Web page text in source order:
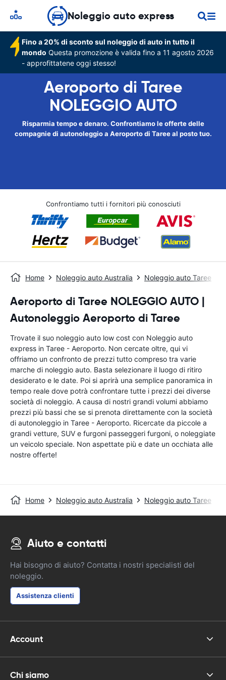
Noleggio auto express
Fino a 20% di sconto sul noleggio di auto in tutto il
mondo Questa promozione è valida fino a 11 agosto 2026
- approfittatene oggi stesso!
Aeroporto di Taree
NOLEGGIO AUTO
Risparmia tempo e denaro. Confrontiamo le offerte delle
compagnie di autonoleggio a Aeroporto di Taree al posto tuo.
Confrontiamo tutti i fornitori più conosciuti
Home Noleggio auto Australia Noleggio auto Taree
Aeroporto di Taree NOLEGGIO AUTO |
Autonoleggio Aeroporto di Taree
Trovate il suo noleggio auto low cost con Noleggio auto
express in Taree - Aeroporto. Non cercate oltre, qui vi
offriamo un confronto de prezzi tutto compreso tra varie
marche di noleggio auto. Basta selezionare il luogo di ritiro
desiderato e le date. Poi si aprirà una semplice panoramica in
tempo reale dove potrà confrontare tutte i prezzi dei diverse
società di noleggio. A causa di nostri grandi volumi abbiamo
prezzi più bassi che se si prenota direttamente con la società
di autonoleggio in Taree - Aeroporto. Ricercate da piccole a
grandi vetture, SUV e furgoni passeggeri furgoni, o noleggiate
un veicolo speciale. Non aspettate più e date un occhiata alle
nostre offerte!
Home Noleggio auto Australia Noleggio auto Taree
Aiuto e contatti
Hai bisogno di aiuto? Contatta i nostri specialisti del
noleggio.
Assistenza clienti
Account
Chi siamo